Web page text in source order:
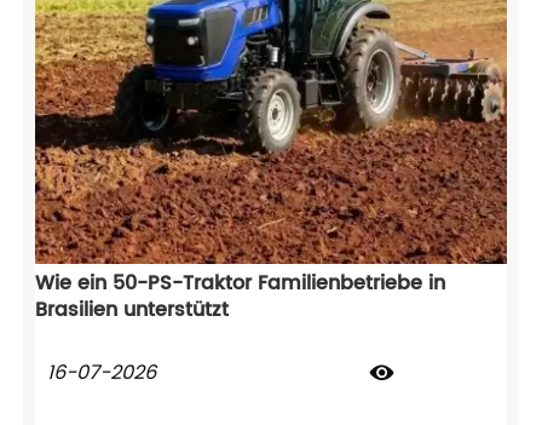
Wie ein 50-PS-Traktor Familienbetriebe in
Brasilien unterstützt
16-07-2026
